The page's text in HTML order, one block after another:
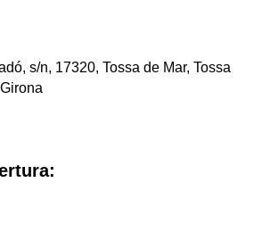
s/n, 17320, Tossa de Mar, Tossa